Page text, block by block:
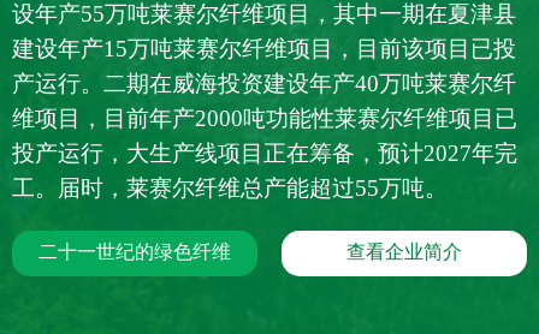
设年产55万吨莱赛尔纤维项目，其中一期在夏津县
建设年产15万吨莱赛尔纤维项目，目前该项目已投
产运行。二期在威海投资建设年产40万吨莱赛尔纤
维项目，目前年产2000吨功能性莱赛尔纤维项目已
投产运行，大生产线项目正在筹备，预计2027年完
工。 届时，莱赛尔纤维总产能超过55万吨。
二十一世纪的绿色纤维 查看企业简介